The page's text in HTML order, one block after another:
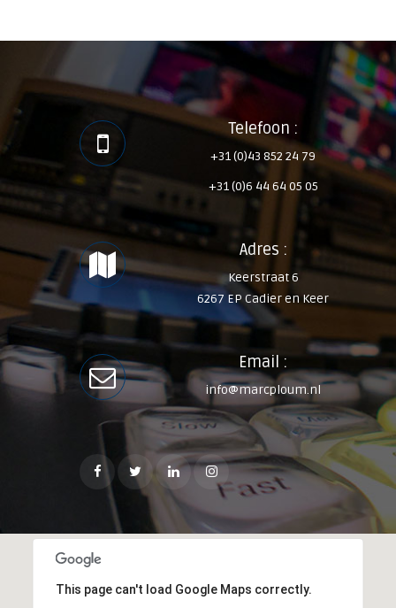
Telefoon :
+31 (0)43 852 24 79
+31 (0)6 44 64 05 05
Adres :
Keerstraat 6
6267 EP Cadier en Keer
Email :
info@marcploum.nl
This page can't load Google Maps correctly.